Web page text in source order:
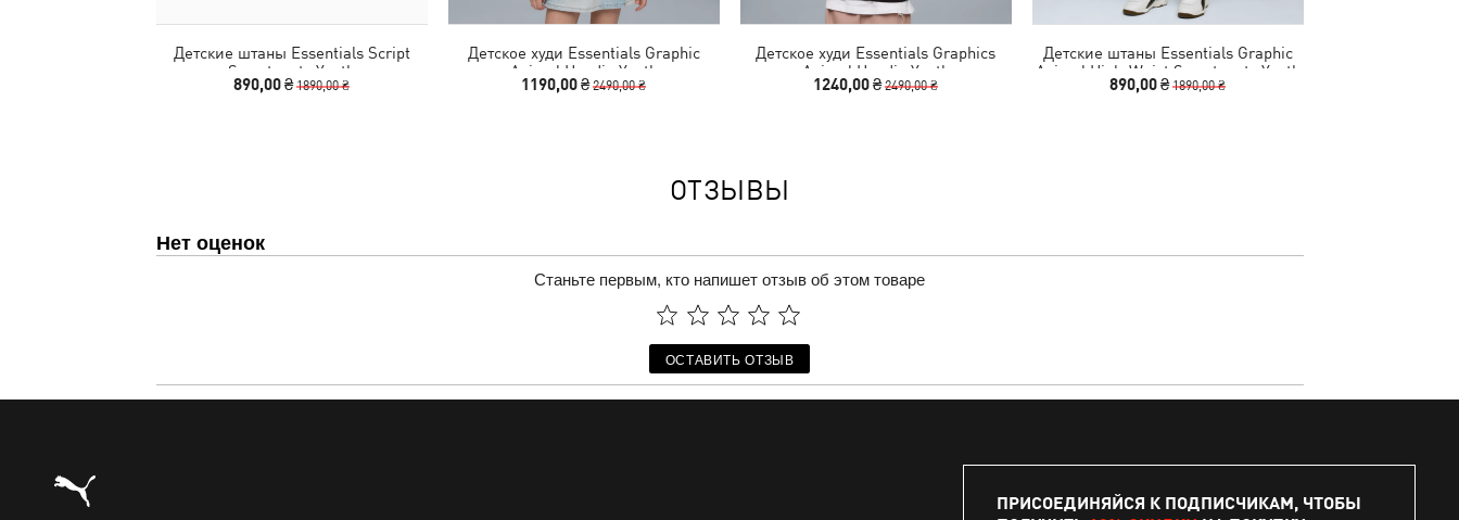
Детские штаны Essentials Script
Sweatpants Youth
890,00 ₴1890,00 ₴
Детское худи Essentials Graphic
Animal Hoodie Youth
1190,00 ₴2490,00 ₴
Детское худи Essentials Graphics
Animal Hoodie Youth
1240,00 ₴2490,00 ₴
Детские штаны Essentials Graphic
Animal High-Waist Sweatpants Youth
890,00 ₴1890,00 ₴
ОТЗЫВЫ
Нет оценок
Станьте первым, кто напишет отзыв об этом товаре
ОСТАВИТЬ ОТЗЫВ
ПРИСОЕДИНЯЙСЯ К ПОДПИСЧИКАМ, ЧТОБЫ